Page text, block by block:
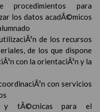
procedimientos para
los datos acadÃ©micos
de los recursos
de los que dispone
con la orientaciÃ³n y la
con servicios
y tÃ©cnicas para el